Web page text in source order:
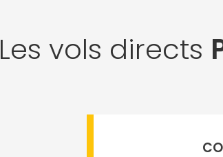
Les vols directs